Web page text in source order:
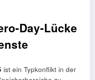
Day-Lücke
ist ein Typkonflikt in der